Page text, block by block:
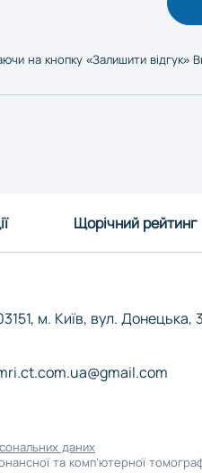
на кнопку «Залишити відгук»
Щорічний рейтинг
м. Київ, вул. Донецька, 3
Вінницяданих
та комп’ютерної